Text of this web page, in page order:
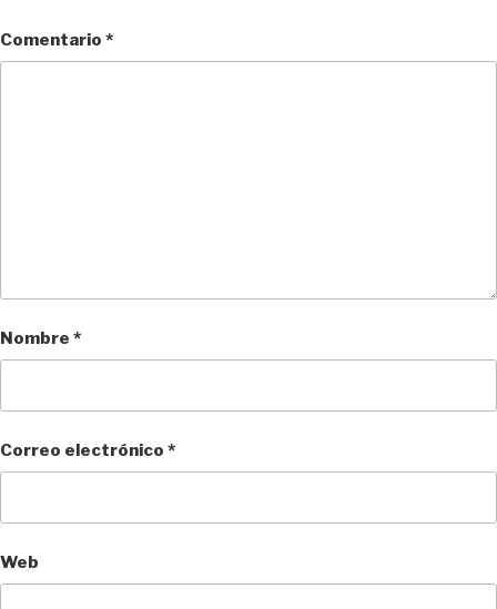
Comentario *
Nombre *
Correo electrónico *
Web